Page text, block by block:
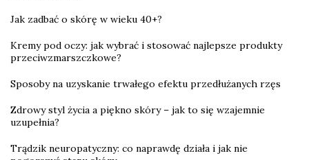
Jak zadbać o skórę w wieku 40+?
Kremy pod oczy: jak wybrać i stosować najlepsze produkty
przeciwzmarszczkowe?
Sposoby na uzyskanie trwałego efektu przedłużanych rzęs
Zdrowy styl życia a piękno skóry – jak to się wzajemnie
uzupełnia?
Trądzik neuropatyczny: co naprawdę działa i jak nie